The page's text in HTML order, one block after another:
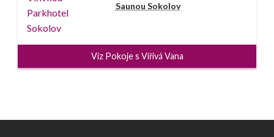
Saunou Sokolov
Viz Pokoje s Vířivá Vana